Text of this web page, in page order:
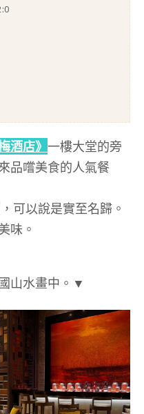
酒店》 一樓大堂的旁
品嚐美食的人氣餐
可以說是實至名歸。
味。
山水畫中。▼